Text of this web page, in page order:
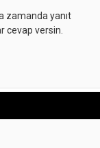
zamanda yanıt
cevap versin.